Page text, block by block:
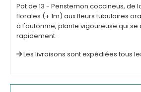
Pot de 13 - Penstemon coccineus, de
florales (+ 1m) aux fleurs tubulaires
à l'automne, plante vigoureuse qui
rapidement.
Les livraisons sont expédiées tous